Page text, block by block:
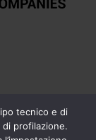
tecnico e di
profilazione.